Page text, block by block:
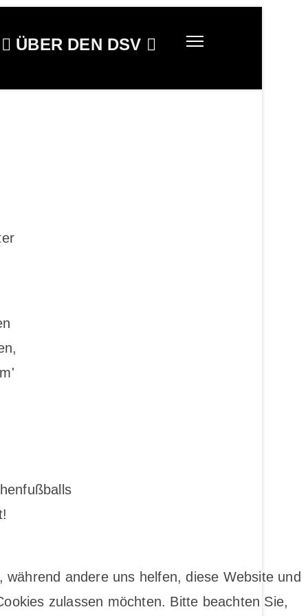
ÜBER DEN DSV
andere uns helfen, diese Website und
zulassen möchten. Bitte beachten Sie,